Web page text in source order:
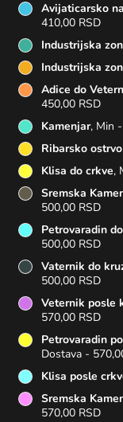
Avijaticarsko
410,00 RSD
Industrijska
Industrijska
Adice do
450,00 RSD
Kamenjar, Min
Ribarsko ostrvo
Klisa do crkve,
Sremska
500,00 RSD
Petrovaradin
500,00 RSD
Vaternik do
500,00 RSD
Veternik posle
570,00 RSD
Petrovaradin
Dostava -
Klisa posle
Sremska
570,00 RSD